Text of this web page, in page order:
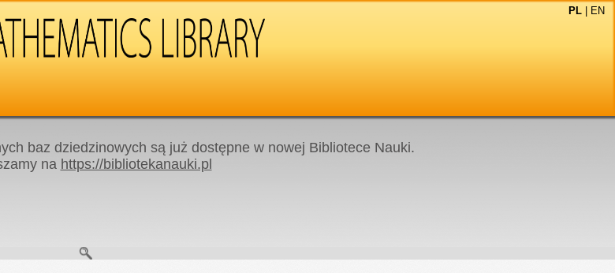
PL EN
baz dziedzinowych są już dostępne w nowej Bibliotece Nauki.
na https://bibliotekanauki.pl